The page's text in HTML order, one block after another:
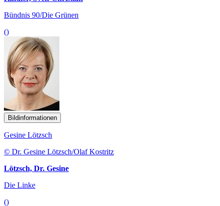
Bildinformationen
Gesine Lötzsch
© Dr. Gesine Lötzsch/Olaf Kostritz
Lötzsch, Dr. Gesine
Die Linke
()